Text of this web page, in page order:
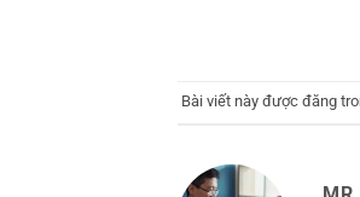
Bài viết này được đăng